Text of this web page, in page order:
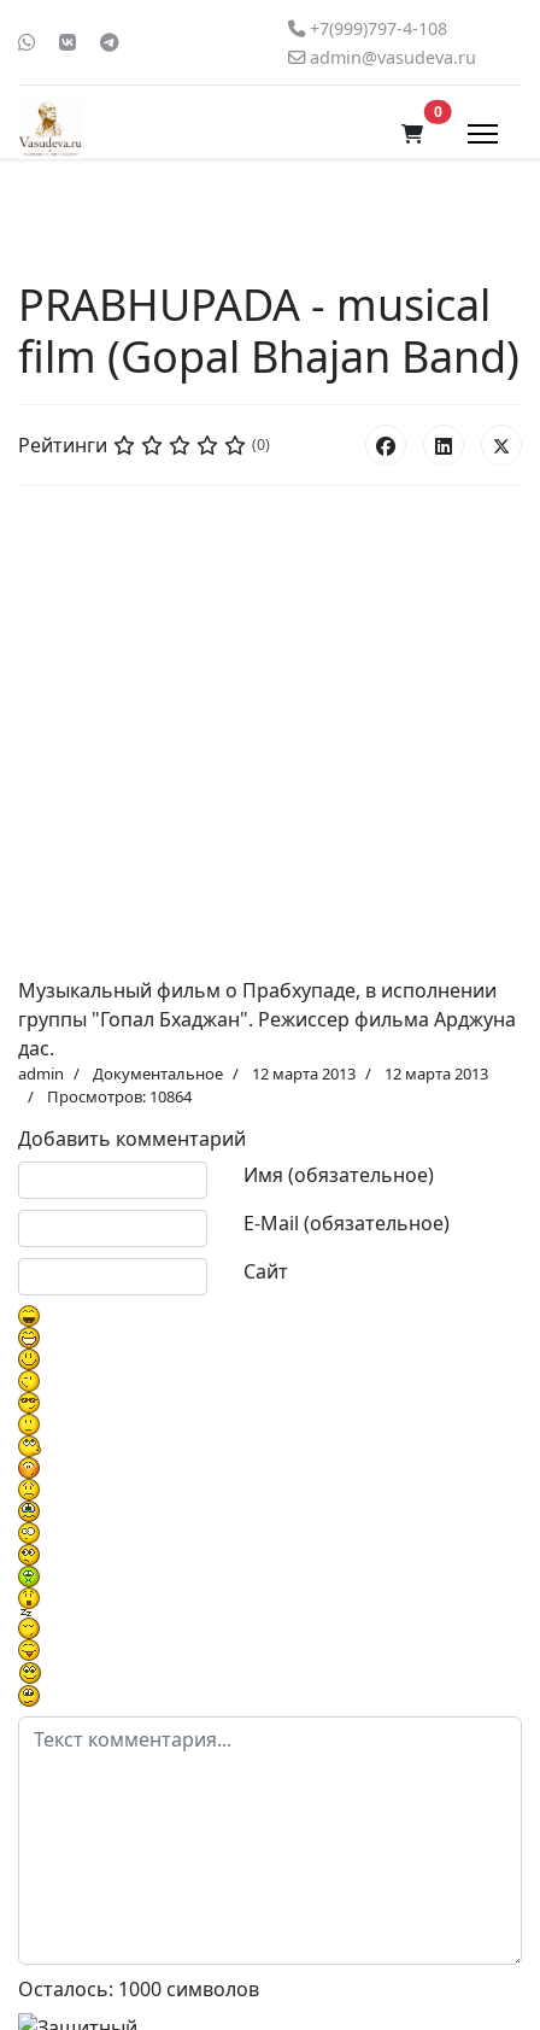
+7(999)797-4-108
admin@vasudeva.ru
0В корзину
PRABHUPADA - musical
film (Gopal Bhajan Band)
Рейтинги (0)
Музыкальный фильм о Прабхупаде, в исполнении
группы "Гопал Бхаджан". Режиссер фильма Арджуна
дас.
admin Документальное 12 марта 2013
12 марта 2013
Просмотров: 10864
Добавить комментарий
Имя (обязательное)
E-Mail (обязательное)
Сайт
Текст комментария
Осталось: 1000 символов